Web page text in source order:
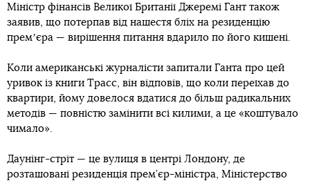
Міністр фінансів Великої Британії Джеремі Гант також
заявив, що потерпав від нашестя бліх на резиденцію
премʼєра — вирішення питання вдарило по його кишені.
Коли американські журналісти запитали Ганта про цей
уривок із книги Трасс, він відповів, що коли переїхав до
квартири, йому довелося вдатися до більш радикальних
методів — повністю замінити всі килими, а це «коштувало
чимало».
Даунінг-стріт — це вулиця в центрі Лондону, де
розташовані резиденція прем’єр-міністра, Міністерство